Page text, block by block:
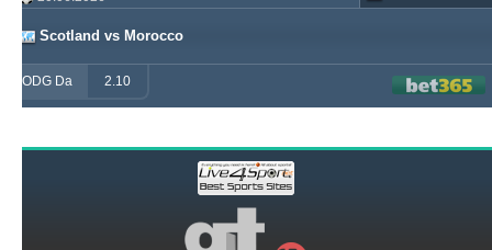
Scotland vs Morocco
ODG Da 2.10